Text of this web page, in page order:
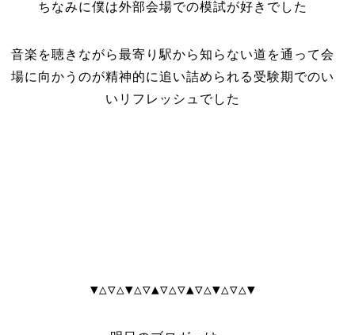
ちなみに僕は外部会場での模試が好きでした
音楽を聴きながら最寄り駅から知らない道を通って会
場に向かうのが精神的に追い詰められる受験期でのい
いリフレッシュでした
▼△▽△▼△▽▲▽△▽▲▽△▼△▽△▼